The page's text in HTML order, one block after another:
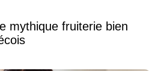
mythique fruiterie bien